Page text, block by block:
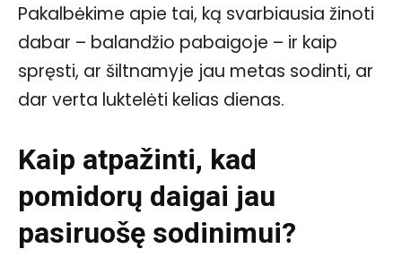
Pakalbėkime apie tai, ką svarbiausia žinoti
dabar – balandžio pabaigoje – ir kaip
spręsti, ar šiltnamyje jau metas sodinti, ar
dar verta luktelėti kelias dienas.
Kaip atpažinti, kad
pomidorų daigai jau
pasiruošę sodinimui?